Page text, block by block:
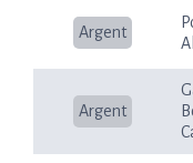
Argent
Argent